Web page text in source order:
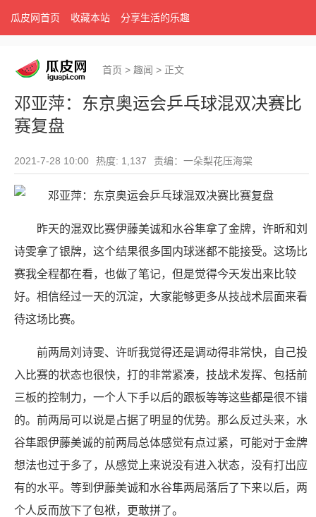
瓜皮网首页 收藏本站 分享生活的乐趣
首页 > 趣闻 > 正文
邓亚萍：东京奥运会乒乓球混双决赛比
赛复盘
2021-7-28 10:00 热度: 1,137 责编：一朵梨花压海棠
昨天的混双比赛伊藤美诚和水谷隼拿了金牌，许昕和刘
诗雯拿了银牌，这个结果很多国内球迷都不能接受。这场比
赛我全程都在看，也做了笔记，但是觉得今天发出来比较
好。相信经过一天的沉淀，大家能够更多从技战术层面来看
待这场比赛。
前两局刘诗雯、许昕我觉得还是调动得非常快，自己投
入比赛的状态也很快，打的非常紧凑，技战术发挥、包括前
三板的控制力，一个人下手以后的跟板等等这些都是很不错
的。前两局可以说是占据了明显的优势。那么反过头来，水
谷隼跟伊藤美诚的前两局总体感觉有点过紧，可能对于金牌
想法也过于多了，从感觉上来说没有进入状态，没有打出应
有的水平。等到伊藤美诚和水谷隼两局落后了下来以后，两
个人反而放下了包袱，更敢拼了。